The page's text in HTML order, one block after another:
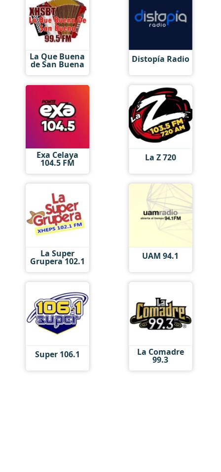
La Que Buena
de San Buena Distopía Radio
Exa Celaya
104.5 FM La Z 720
La Super
Grupera 102.1 UAM 94.1
Super 106.1 La Comadre
99.3